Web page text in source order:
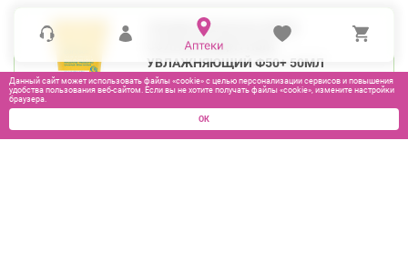
УРЬЯЖ БАРЬЕСАН КРЕМ
СОЛНЦЕЗАЩИТНЫЙ
УВЛАЖНЯЮЩИЙ Ф50+ 50МЛ
1950₽
Данный сайт может использовать файлы «cookie» с целью персонализации сервисов и повышения
удобства пользования веб-сайтом. Если вы не хотите получать файлы «cookie», измените настройки
браузера.
ОК